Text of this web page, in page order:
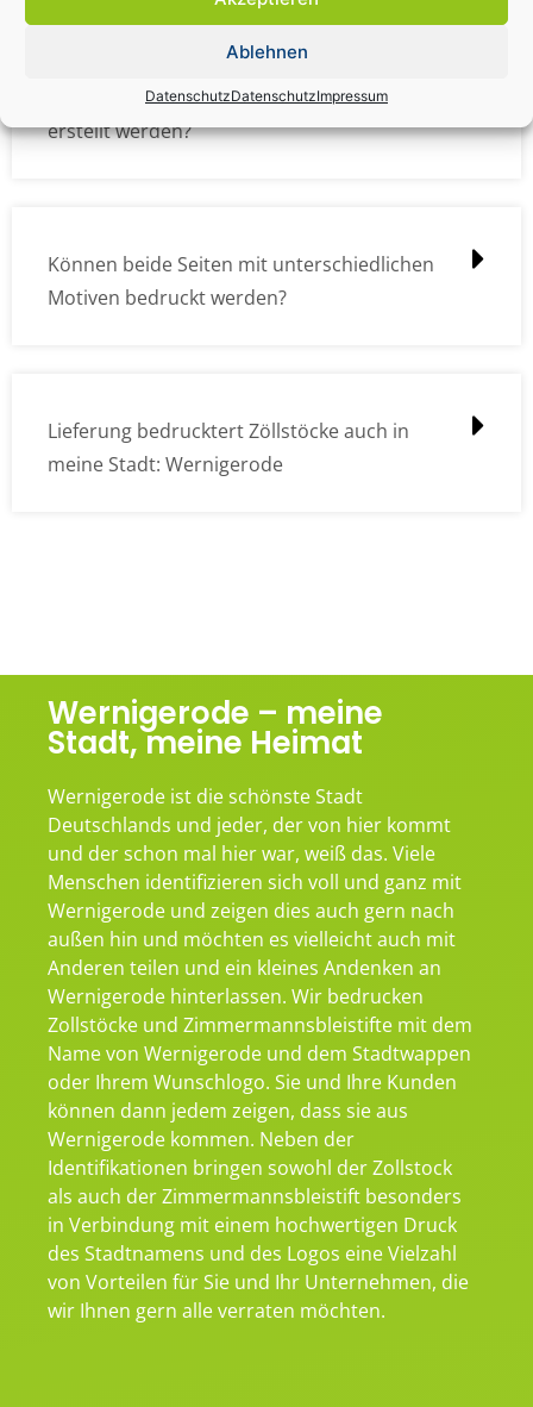
Ablehnen
DatenschutzDatenschutzImpressum
Wie müssen die Druckdateien angelegt /
erstellt werden?
Können beide Seiten mit unterschiedlichen
Motiven bedruckt werden?
Lieferung bedrucktert Zöllstöcke auch in
meine Stadt: Wernigerode
Wernigerode – meine
Stadt, meine Heimat
Wernigerode ist die schönste Stadt
Deutschlands und jeder, der von hier kommt
und der schon mal hier war, weiß das. Viele
Menschen identifizieren sich voll und ganz mit
Wernigerode und zeigen dies auch gern nach
außen hin und möchten es vielleicht auch mit
Anderen teilen und ein kleines Andenken an
Wernigerode hinterlassen. Wir bedrucken
Zollstöcke und Zimmermannsbleistifte mit dem
Name von Wernigerode und dem Stadtwappen
oder Ihrem Wunschlogo. Sie und Ihre Kunden
können dann jedem zeigen, dass sie aus
Wernigerode kommen. Neben der
Identifikationen bringen sowohl der Zollstock
als auch der Zimmermannsbleistift besonders
in Verbindung mit einem hochwertigen Druck
des Stadtnamens und des Logos eine Vielzahl
von Vorteilen für Sie und Ihr Unternehmen, die
wir Ihnen gern alle verraten möchten.